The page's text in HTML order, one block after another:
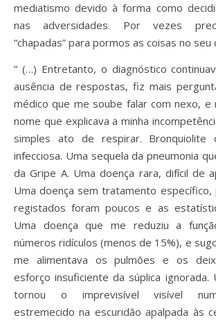
mediatismo devido à forma como
nas adversidades. Por vezes
“chapadas” para pormos as coisas no seu
” (…) Entretanto, o diagnóstico
ausência de respostas, fiz mais
médico que me soube falar com nexo, e
nome que explicava a minha
simples ato de respirar. Bronquiolite
infecciosa. Uma sequela da pneumonia
da Gripe A. Uma doença rara, difícil de
Uma doença sem tratamento específico,
registados foram poucos e as
Uma doença que me reduziu a
números ridículos (menos de 15%), e
me alimentava os pulmões e os
esforço insuficiente da súplica ignorada.
tornou o imprevisível visível
estremecido na escuridão apalpada às